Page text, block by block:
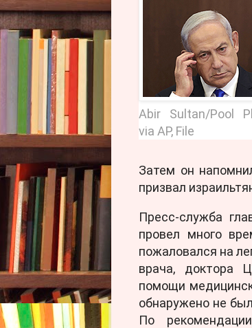
Abir Sultan/Pool
via AP, File
Затем он
призвал
Пресс-служба
провел много
пожаловался на
врача, доктора
помощи
обнаружено не
По